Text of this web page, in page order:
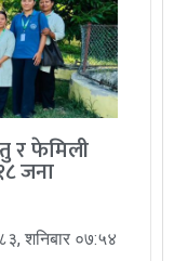
र फेमिली
जना
शनिबार ०७:५४